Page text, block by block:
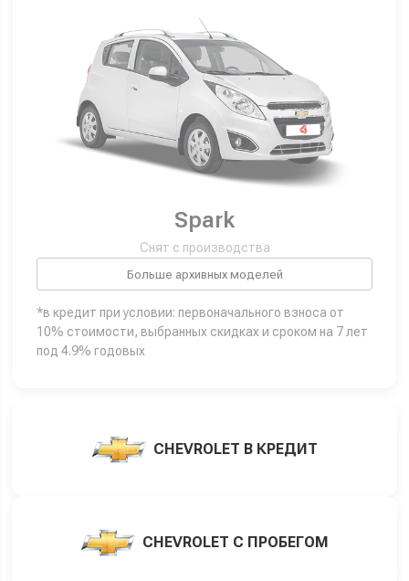
Spark
Снят с производства
Больше архивных моделей
*в кредит при условии: первоначального взноса от
10% стоимости, выбранных скидках и сроком на 7 лет
под 4.9% годовых
CHEVROLET В КРЕДИТ
CHEVROLET С ПРОБЕГОМ